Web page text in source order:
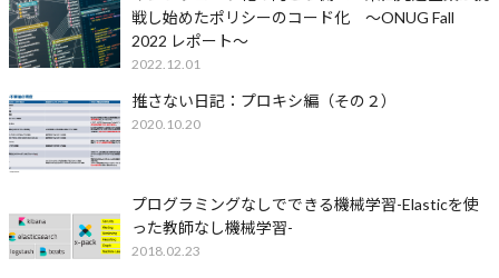
戦し始めたポリシーのコード化 〜ONUG Fall
2022 レポート〜
2022.12.01
推さない日記：プロキシ編（その２）
2020.10.20
プログラミングなしでできる機械学習-Elasticを使
った教師なし機械学習-
2018.02.23